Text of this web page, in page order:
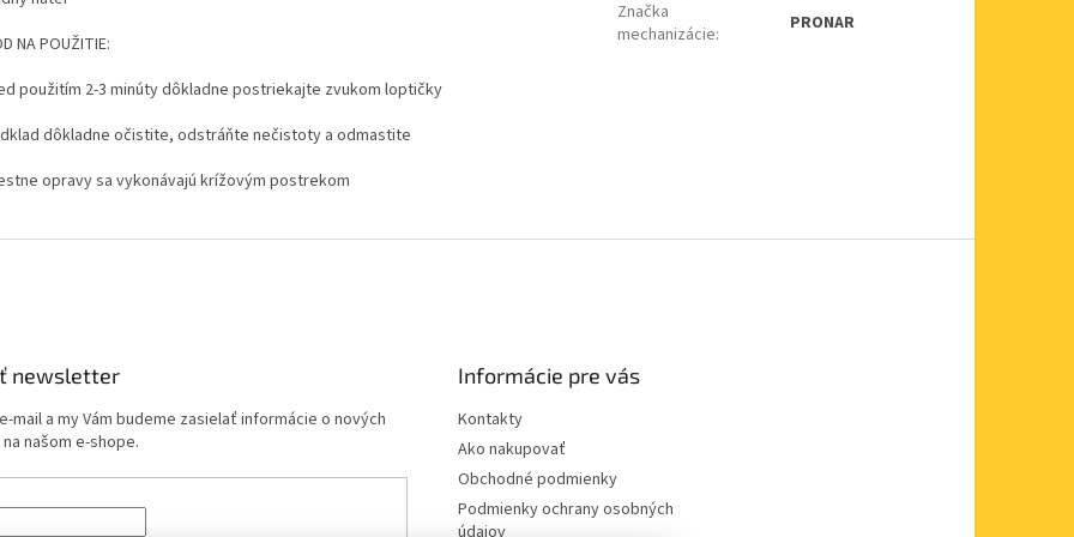
NA POUŽITIE:
použitím 2-3 minúty dôkladne postriekajte zvukom loptičky
dôkladne očistite, odstráňte nečistoty a odmastite
opravy sa vykonávajú krížovým postrekom
Značka
mechanizácie: PRONAR
newsletter
mail a my Vám budeme zasielať informácie o nových
našom e-shope.
Informácie pre vás
Kontakty
Ako nakupovať
Obchodné podmienky
Podmienky ochrany osobných
údajov